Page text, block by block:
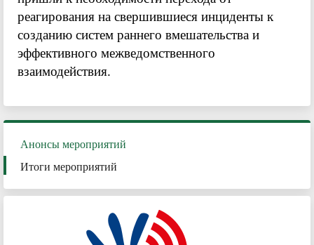
реагирования на свершившиеся инциденты к
созданию систем раннего вмешательства и
эффективного межведомственного
взаимодействия.
Анонсы мероприятий
Итоги мероприятий